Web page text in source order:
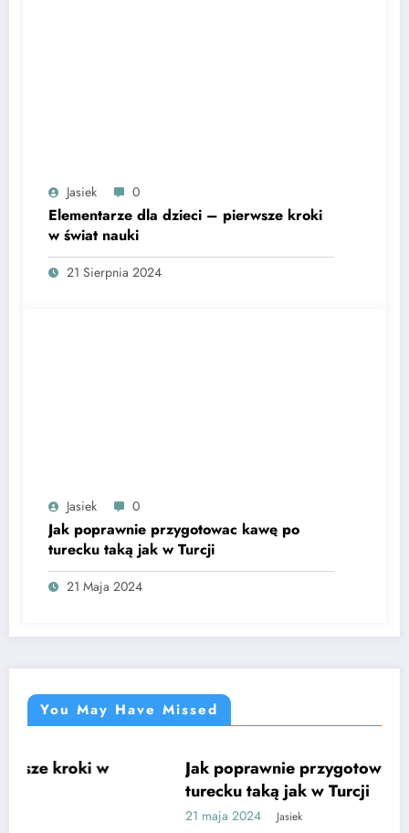
Jasiek 0
Elementarze dla dzieci – pierwsze kroki
w świat nauki
21 Sierpnia 2024
Jasiek 0
Jak poprawnie przygotowac kawę po
turecku taką jak w Turcji
21 Maja 2024
You May Have Missed
Jak poprawnie przygotowac kawę po
turecku taką jak w Turcji
Jasiek